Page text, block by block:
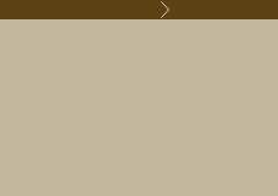
Następne